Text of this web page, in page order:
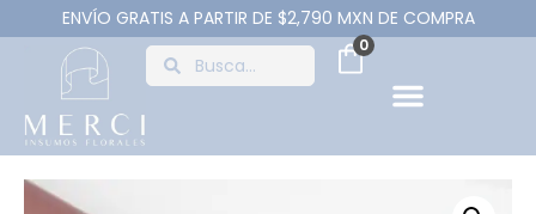
ENVÍO GRATIS A PARTIR DE $2,790 MXN DE COMPRA
0